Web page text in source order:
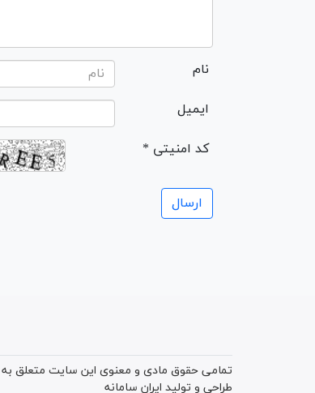
نام
ایمیل
* کد امنیتی
تمامی حقوق مادی و معنوی این سایت متعلق به
طراحی و تولید ایران سامانه